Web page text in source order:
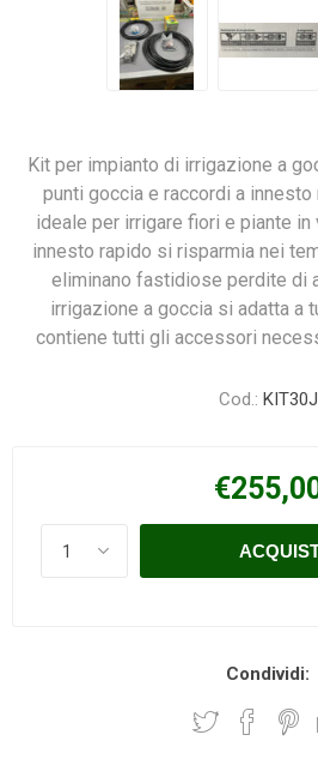
Kit per impianto di irrigazione a
punti goccia e raccordi a
ideale per irrigare fiori e piante in
innesto rapido si risparmia nei
eliminano fastidiose perdite di
irrigazione a goccia si adatta a
contiene tutti gli accessori
Cod.: KIT30J
Condividi: